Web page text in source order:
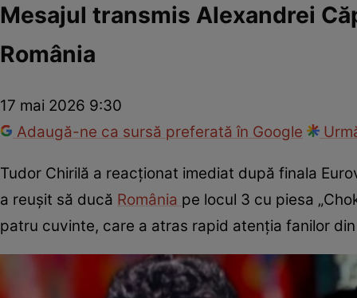
Mesajul transmis Alexandrei
România
17 mai 2026 9:30
Adaugă-ne ca sursă preferată în Google
Tudor Chirilă a reacționat imediat după finala
a reușit să ducă România pe locul 3 cu piesa
patru cuvinte, care a atras rapid atenția fanilor